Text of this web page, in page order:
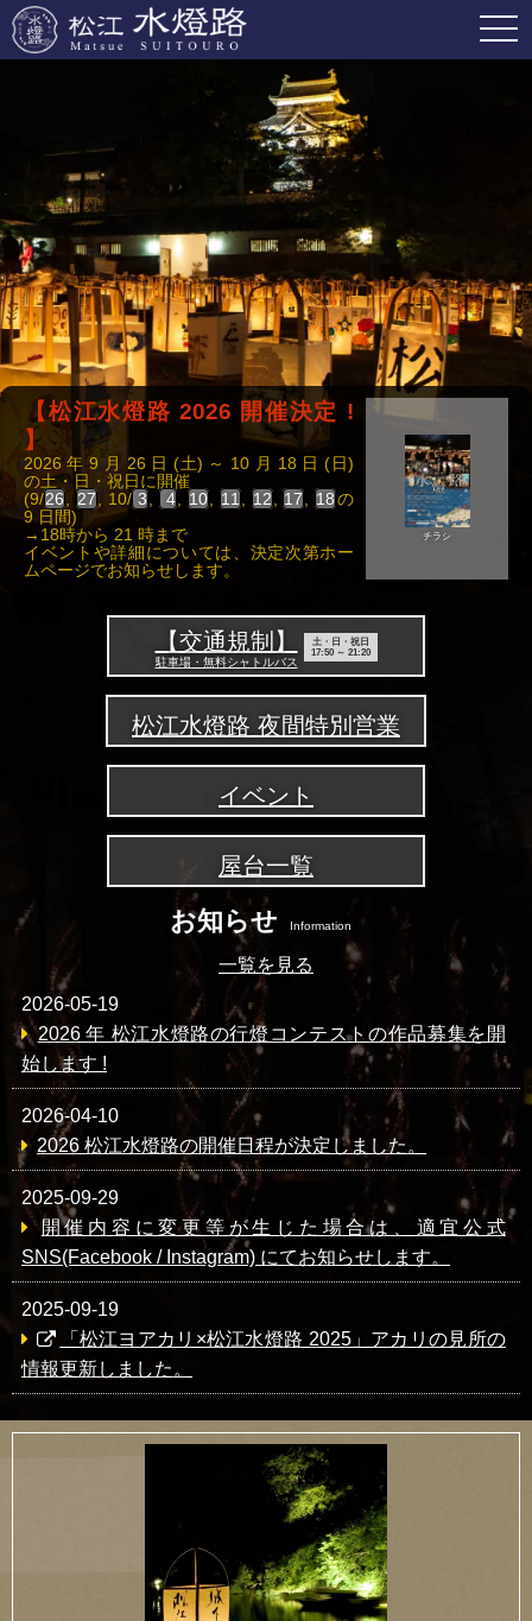
【松江水燈路 2026 開催決定 !
】
2026 年 9 月 26 日 (土) ～ 10 月 18 日 (日)
の土・日・祝日に開催
(9/26 27 , 10/ 3 4 10 11 12 17 18の
9 日間)
→18時から 21 時まで
イベントや詳細については、決定次第ホー
ムページでお知らせします。
チラシ
【交通規制】
駐車場・無料シャトルバス
土・日・祝日
17:50 ～ 21:20
松江水燈路 夜間特別営業
イベント
屋台一覧
お知らせ Information
一覧を見る
2026-05-19
2026 年 松江水燈路の行燈コンテストの作品募集を開
始します !
2026-04-10
2026 松江水燈路の開催日程が決定しました。
2025-09-29
開催内容に変更等が生じた場合は、適宜公式
SNS(Facebook / Instagram) にてお知らせします。
2025-09-19
「松江ヨアカリ×松江水燈路 2025」アカリの見所の
情報更新しました。